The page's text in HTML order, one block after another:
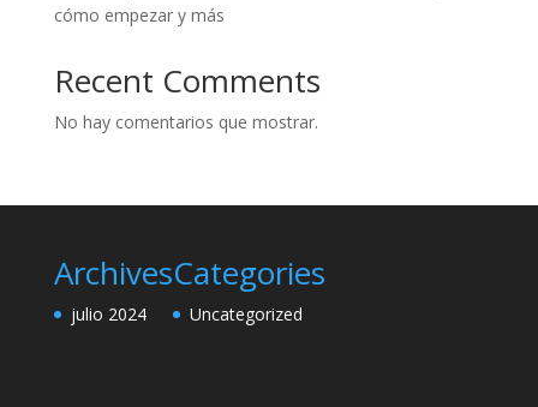
cómo empezar y más
Recent Comments
No hay comentarios que mostrar.
Archives
julio 2024
Categories
Uncategorized